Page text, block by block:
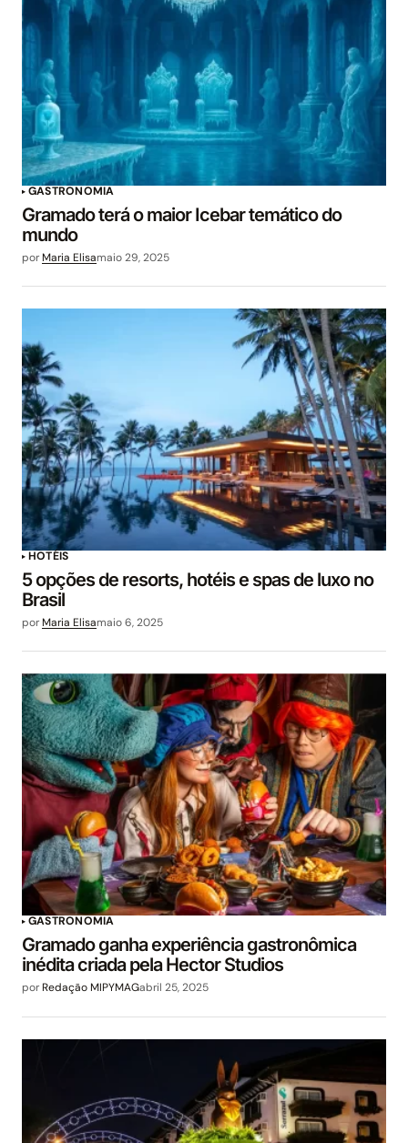
GASTRONOMIA
Gramado terá o maior Icebar temático do
mundo
por Maria Elisamaio 29, 2025
HOTÉIS
5 opções de resorts, hotéis e spas de luxo no
Brasil
por Maria Elisamaio 6, 2025
GASTRONOMIA
Gramado ganha experiência gastronômica
inédita criada pela Hector Studios
por Redação MIPYMAGabril 25, 2025